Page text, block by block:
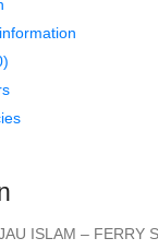
ISLAM – FERRY